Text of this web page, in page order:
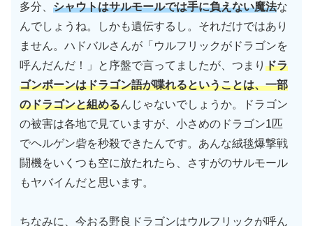
多分、 シャウトはサルモールでは手に負えない魔法な
んでしょうね。しかも遺伝するし。それだけではあり
ません。ハドバルさんが「ウルフリックがドラゴンを
呼んだんだ！」と序盤で言ってましたが、つまり ドラ
ゴンボーンはドラゴン語が喋れるということは、一部
のドラゴンと組めるんじゃないでしょうか。ドラゴン
の被害は各地で見ていますが、小さめのドラゴン1匹
でヘルゲン砦を秒殺できたんです。あんな絨毯爆撃戦
闘機をいくつも空に放たれたら、さすがのサルモール
もヤバイんだと思います。
ちなみに、今おる野良ドラゴンはウルフリックが呼ん